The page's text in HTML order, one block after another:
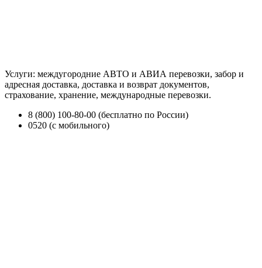
Услуги: междугородние АВТО и АВИА перевозки, забор и
адресная доставка, доставка и возврат документов,
страхование, хранение, международные перевозки.
8 (800) 100-80-00 (бесплатно по России)
0520 (с мобильного)